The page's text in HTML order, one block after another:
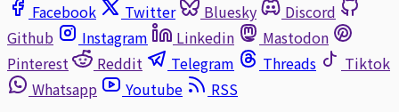
Facebook
Twitter Bluesky
Discord
Github
Instagram Linkedin
Mastodon
Pinterest
Reddit Telegram Threads
Tiktok
Whatsapp
Youtube
RSS